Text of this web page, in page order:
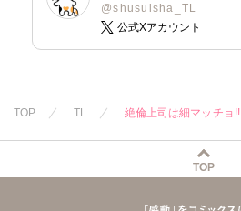
@shusuisha_TL
公式Xアカウント
TOP TL 絶倫上司は細マッチョ!!
TOP